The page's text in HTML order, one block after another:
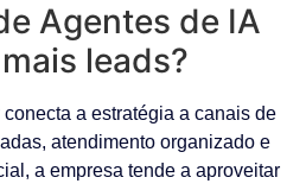
Agentes de IA
leads?
a estratégia a canais de
atendimento organizado e
a empresa tende a aproveitar